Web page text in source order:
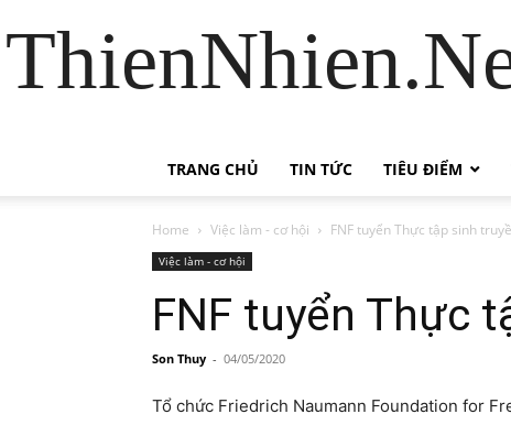
TRANG CHỦ TIN TỨC TIÊU ĐIỂM
Home Việc làm - cơ hội FNF tuyển Thực tập sinh
Việc làm - cơ hội
FNF tuyển Thực
Son Thuy - 04/05/2020
Tổ chức Friedrich Naumann Foundation for